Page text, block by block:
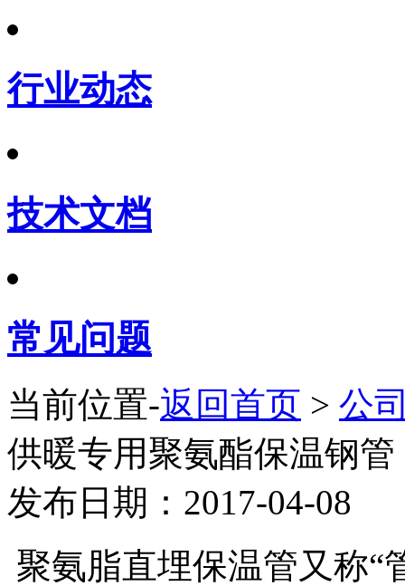
行业动态
技术文档
常见问题
当前位置-返回首页 > 公
供暖专用聚氨酯保温钢管
发布日期：2017-04-08
聚氨脂直埋保温管又称“